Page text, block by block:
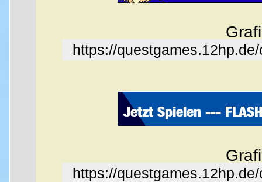
https://
https://